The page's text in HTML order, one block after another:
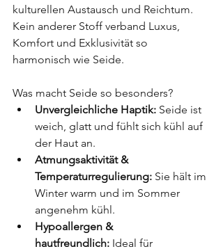
kulturellen Austausch und Reichtum.
Kein anderer Stoff verband Luxus,
Komfort und Exklusivität so
harmonisch wie Seide.
Was macht Seide so besonders?
Unvergleichliche Haptik: Seide ist
weich, glatt und fühlt sich kühl auf
der Haut an.
Atmungsaktivität &
Temperaturregulierung: Sie hält im
Winter warm und im Sommer
angenehm kühl.
Hypoallergen &
hautfreundlich: Ideal für